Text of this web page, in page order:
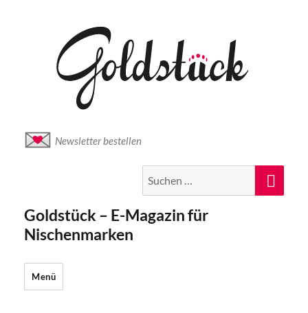
Newsletter bestellen
nach:
Goldstück – E-Magazin für
Nischenmarken
Menü